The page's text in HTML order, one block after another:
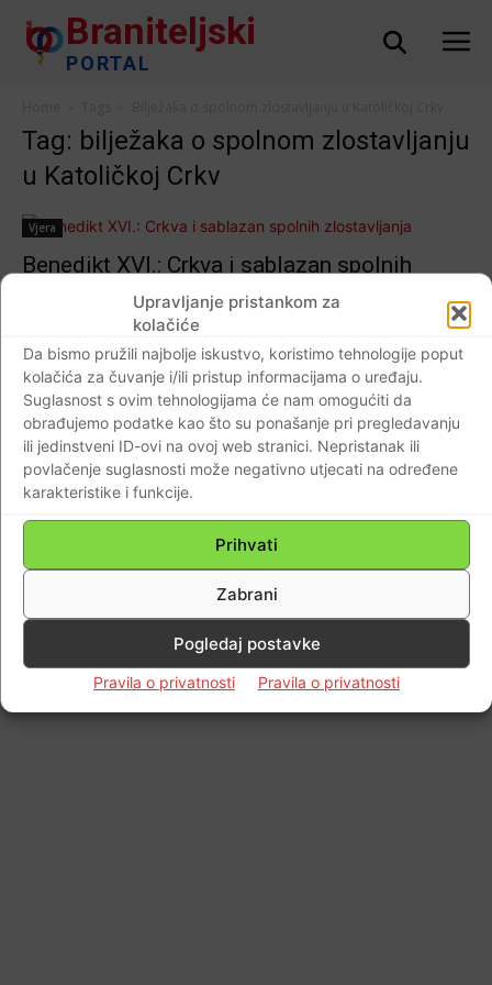
Upravljanje pristankom za
kolačiće
Da bismo pružili najbolje iskustvo, koristimo tehnologije poput
kolačića za čuvanje i/ili pristup informacijama o uređaju.
Suglasnost s ovim tehnologijama će nam omogućiti da
obrađujemo podatke kao što su ponašanje pri pregledavanju
ili jedinstveni ID-ovi na ovoj web stranici. Nepristanak ili
povlačenje suglasnosti može negativno utjecati na određene
karakteristike i funkcije.
Prihvati
Zabrani
Pogledaj postavke
Pravila o privatnosti Pravila o privatnosti
Braniteljski
PORTAL
Tag: bilježaka o spolnom zlostavljanju
u Katoličkoj Crkv
Vjera
Benedikt XVI.: Crkva i sablazan spolnih
zlostavljanja
Braniteljski portal - 02.05.2019 0
Impressum Kontaktirajte nas Pravila o privatnosti
© Newspaper WordPress Theme by TagDiv